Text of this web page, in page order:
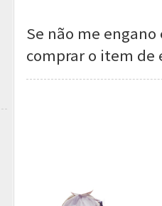
Se não me
comprar o item de